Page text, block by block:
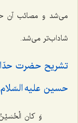
می‌شد و مصائب آن
شاداب‌تر می‌شد.
تشریح حضرت
حسین علیه السّلام‌
وَ کان